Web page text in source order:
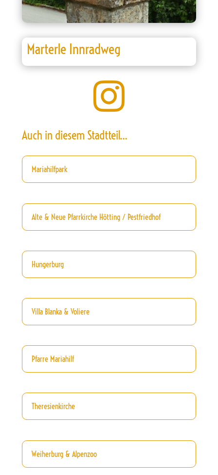
Marterle Innradweg

Auch in diesem Stadtteil…
Mariahilfpark
Alte & Neue Pfarrkirche Hötting / Pestfriedhof
Hungerburg
Villa Blanka & Voliere
Pfarre Mariahilf
Theresienkirche
Weiherburg & Alpenzoo